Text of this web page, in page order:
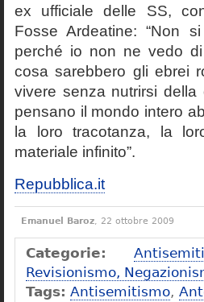
ex ufficiale delle SS,
Fosse Ardeatine: “Non
perché io non ne vedo
cosa sarebbero gli ebrei
vivere senza nutrirsi
pensano il mondo intero
la loro tracotanza, la
materiale infinito”.
Repubblica.it
Emanuel Baroz, 22 ottobre 2009
Categorie:
Revisionismo,
Tags: Antisemitismo,